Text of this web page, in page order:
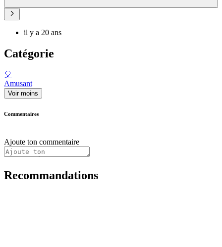
il y a 20 ans
Catégorie
🎈
Amusant
Voir moins
Commentaires
Ajoute ton commentaire
Recommandations